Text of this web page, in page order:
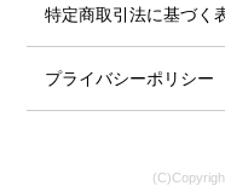
特定商取引法に基づく
プライバシーポリシー